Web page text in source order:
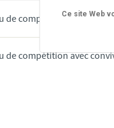
compétition avec
de compétition avec
Ce site Web